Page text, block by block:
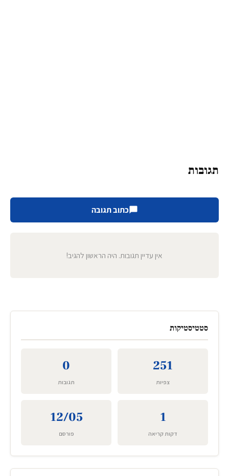
תגובות
כתוב תגובה
אין עדיין תגובות. היה הראשון להגיב!
סטטיסטיקות
251
צפיות
0
תגובות
1
דקות קריאה
12/05
פורסם